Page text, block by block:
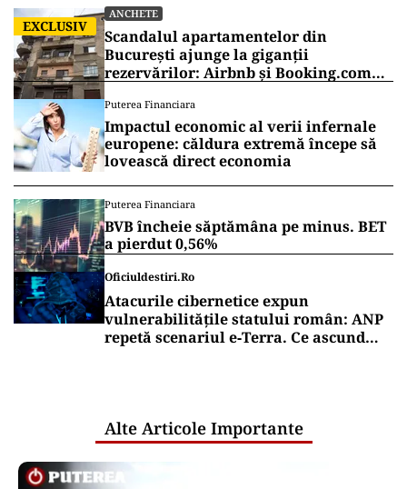
EXCLUSIV
ANCHETE
Scandalul apartamentelor din
București ajunge la giganții
rezervărilor: Airbnb și Booking.com
Puterea Financiara
Impactul economic al verii infernale
europene: căldura extremă începe să
lovească direct economia
Puterea Financiara
BVB încheie săptămâna pe minus. BET
a pierdut 0,56%
Oficiuldestiri.ro
Atacurile cibernetice expun
vulnerabilitățile statului român: ANP
repetă scenariul e‑Terra. Ce ascund
Alte Articole Importante